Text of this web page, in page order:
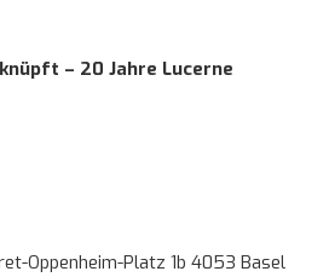
– 20 Jahre Lucerne
Oppenheim-Platz 1b 4053 Basel